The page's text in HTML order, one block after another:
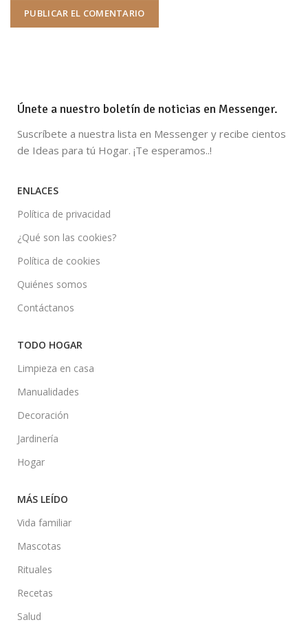
Únete a nuestro boletín de noticias en Messenger.
Suscríbete a nuestra lista en Messenger y recibe cientos
de Ideas para tú Hogar. ¡Te esperamos..!
ENLACES
Política de privacidad
¿Qué son las cookies?
Política de cookies
Quiénes somos
Contáctanos
TODO HOGAR
Limpieza en casa
Manualidades
Decoración
Jardinería
Hogar
MÁS LEÍDO
Vida familiar
Mascotas
Rituales
Recetas
Salud